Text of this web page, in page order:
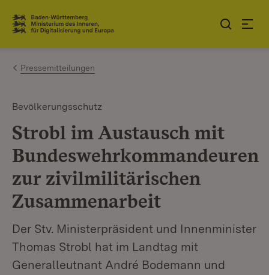
Zum Inhalt springen
Link zur Startseite
Pressemitteilungen
Bevölkerungsschutz
Strobl im Austausch mit
Bundeswehrkommandeuren
zur zivilmilitärischen
Zusammenarbeit
Der Stv. Ministerpräsident und Innenminister
Thomas Strobl​​​​​​​ hat im Landtag mit
Generalleutnant André Bodemann und